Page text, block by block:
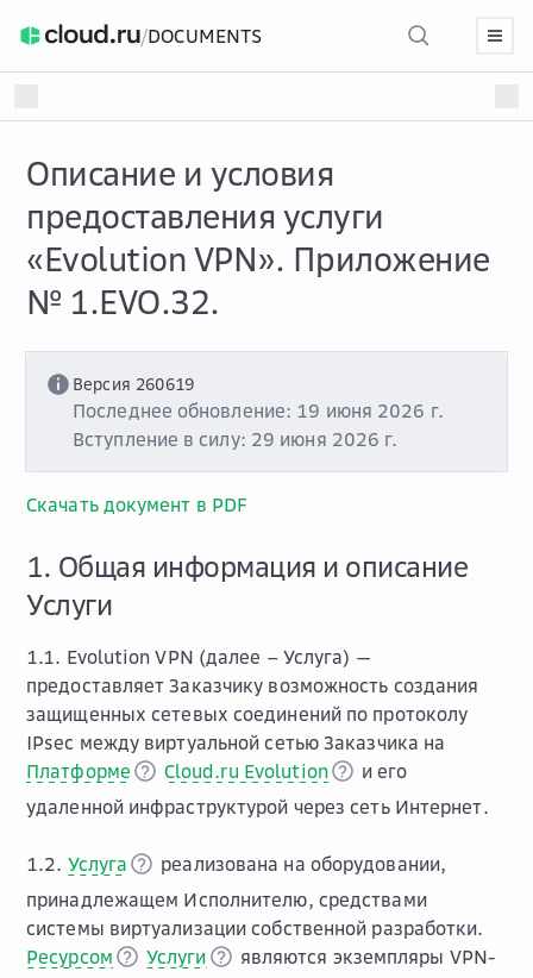
/DOCUMENTS
Описание и условия
предоставления услуги
«Evolution VPN». Приложение
№ 1.EVO.32.
Версия 260619
Последнее обновление: 19 июня 2026 г.
Вступление в силу: 29 июня 2026 г.
Скачать документ в PDF
1. Общая информация и описание
Услуги
1.1. Evolution VPN (далее – Услуга) —
предоставляет Заказчику возможность создания
защищенных сетевых соединений по протоколу
IPsec между виртуальной сетью Заказчика на
Платформе
Cloud.ru Evolution
и его
удаленной инфраструктурой через сеть Интернет.
1.2. Услуга
реализована на оборудовании,
принадлежащем Исполнителю, средствами
системы виртуализации собственной разработки.
Ресурсом
Услуги
являются экземпляры VPN-